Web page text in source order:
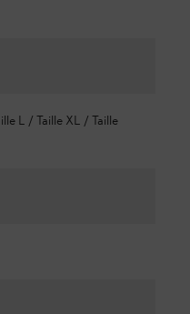
L / Taille XL / Taille